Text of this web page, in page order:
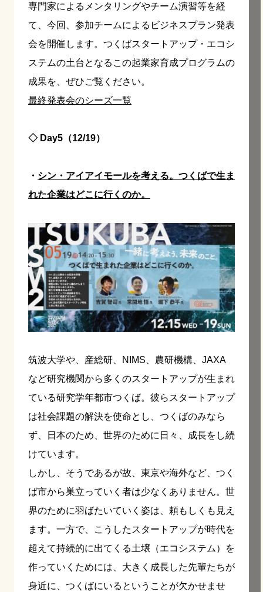
専門家によるメンタリングやチーム演習等を経
て、今回、参加チームによるビジネスプラン発表
会を開催します。つくばスタートアップ・エコシ
ステムの土台となるこの起業家育成プログラムの
成果を、ぜひご覧ください。
最終発表会のシーズ一覧
◇ Day5（12/19）
・ シン・アイアイモールを考える。つくばで生ま
れた企業はどこに行くのか。
筑波大学や、産総研、NIMS、農研機構、JAXA
など研究機関から多くのスタートアップが生まれ
ている研究学年都市つくば。彼らスタートアップ
は社会課題の解決を使命とし、つくばのみなら
ず、日本のため、世界のために日々、成長をし続
けています。
しかし、そうであるが故、東京や海外など、つく
ば市から巣立っていく者は少なくありません。世
界のために羽ばたいていく姿は、頼もしくも見え
ます。一方で、こうしたスタートアップが時代を
超えて持続的に出てくる土壌（エコシステム）を
作っていくためには、大きく成長した先輩たちが
身近に、つくばにいるということが欠かせませ